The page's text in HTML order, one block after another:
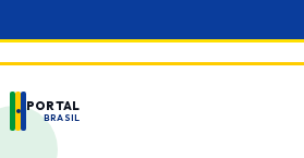
PORTAL
BRASIL